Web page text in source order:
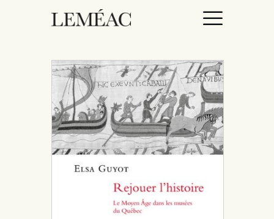
ACCUEIL
CATALOGUE
AUTEURICES
DROITS / RIGHTS